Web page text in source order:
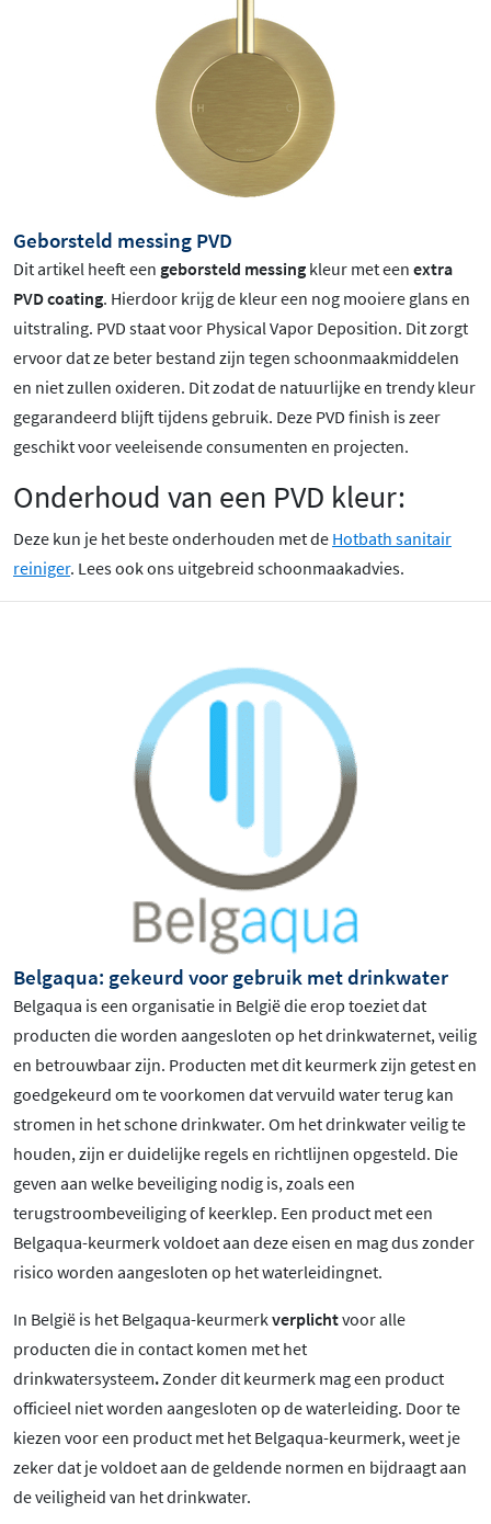
Geborsteld messing PVD
Dit artikel heeft een geborsteld messing kleur met een extra
PVD coating. Hierdoor krijg de kleur een nog mooiere glans en
uitstraling. PVD staat voor Physical Vapor Deposition. Dit zorgt
ervoor dat ze beter bestand zijn tegen schoonmaakmiddelen
en niet zullen oxideren. Dit zodat de natuurlijke en trendy kleur
gegarandeerd blijft tijdens gebruik. Deze PVD finish is zeer
geschikt voor veeleisende consumenten en projecten.
Onderhoud van een PVD kleur:
Deze kun je het beste onderhouden met de Hotbath sanitair
reiniger. Lees ook ons uitgebreid schoonmaakadvies.
Belgaqua: gekeurd voor gebruik met drinkwater
Belgaqua is een organisatie in België die erop toeziet dat
producten die worden aangesloten op het drinkwaternet, veilig
en betrouwbaar zijn. Producten met dit keurmerk zijn getest en
goedgekeurd om te voorkomen dat vervuild water terug kan
stromen in het schone drinkwater. Om het drinkwater veilig te
houden, zijn er duidelijke regels en richtlijnen opgesteld. Die
geven aan welke beveiliging nodig is, zoals een
terugstroombeveiliging of keerklep. Een product met een
Belgaqua-keurmerk voldoet aan deze eisen en mag dus zonder
risico worden aangesloten op het waterleidingnet.
In België is het Belgaqua-keurmerkverplichtvoor alle
producten die in contact komen met het
drinkwatersysteem. Zonder dit keurmerk mag een product
officieel niet worden aangesloten op de waterleiding. Door te
kiezen voor een product met het Belgaqua-keurmerk, weet je
zeker dat je voldoet aan de geldende normen en bijdraagt aan
de veiligheid van het drinkwater.